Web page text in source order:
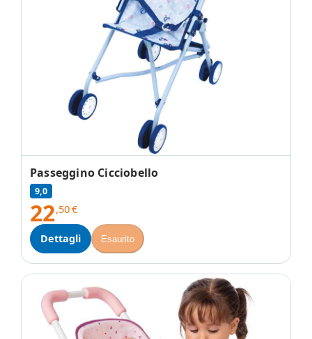
Passeggino Cicciobello
9,0
22,50€
Dettagli Esaurito